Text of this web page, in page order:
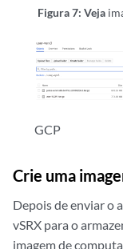
Figura 7: Veja
GCP
Crie uma
Depois de enviar o
vSRX para o
imagem de